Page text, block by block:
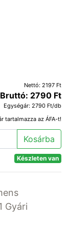
Nettó: 2197 Ft
Bruttó: 2790 Ft
Egységár: 2790 Ft/db
tartalmazza az ÁFA-t!
Kosárba
Készleten van
Gyári